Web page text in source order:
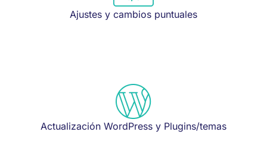
Ajustes y cambios puntuales
Actualización WordPress y Plugins/temas